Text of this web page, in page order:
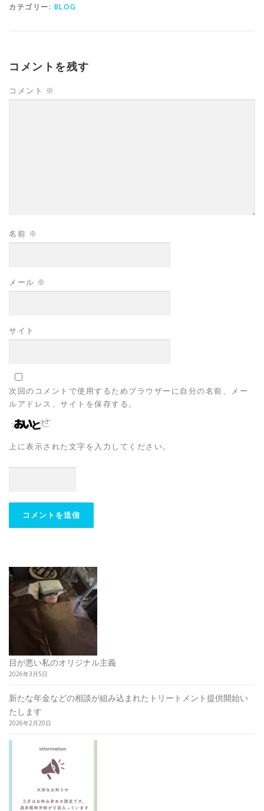
カテゴリー: BLOG
コメントを残す
コメント ※
名前 ※
メール ※
サイト
次回のコメントで使用するためブラウザーに自分の名前、メー
ルアドレス、サイトを保存する。
上に表示された文字を入力してください。
目が悪い私のオリジナル主義
2026年3月5日
新たな年金などの相談が組み込まれたトリートメント提供開始い
たします
2026年2月20日